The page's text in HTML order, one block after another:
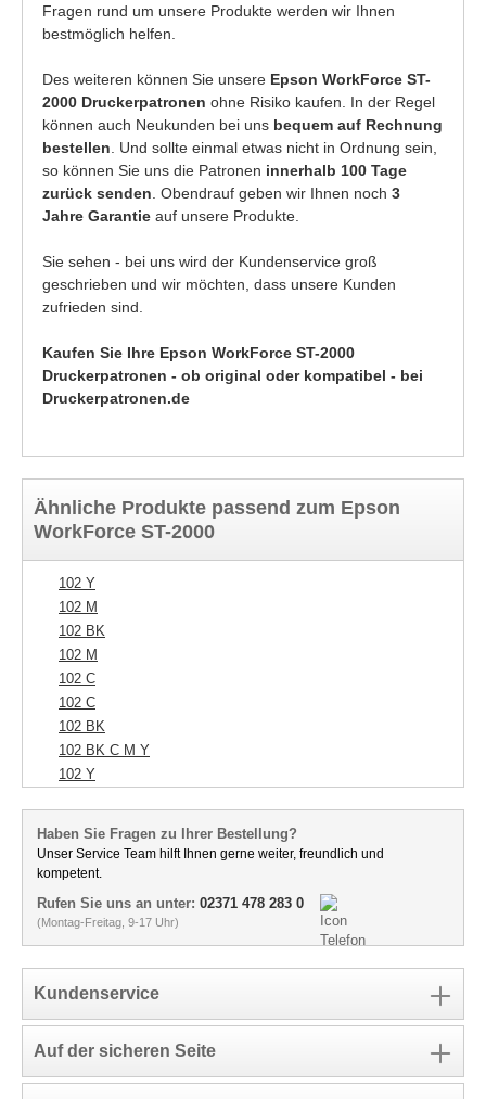
Fragen rund um unsere Produkte werden wir Ihnen
bestmöglich helfen.
Des weiteren können Sie unsere Epson WorkForce ST-
2000 Druckerpatronen ohne Risiko kaufen. In der Regel
können auch Neukunden bei uns bequem auf Rechnung
bestellen . Und sollte einmal etwas nicht in Ordnung sein,
so können Sie uns die Patronen innerhalb 100 Tage
zurück senden . Obendrauf geben wir Ihnen noch 3
Jahre Garantie auf unsere Produkte.
Sie sehen - bei uns wird der Kundenservice groß
geschrieben und wir möchten, dass unsere Kunden
zufrieden sind.
Kaufen Sie Ihre Epson WorkForce ST-2000
Druckerpatronen - ob original oder kompatibel - bei
Druckerpatronen.de
Ähnliche Produkte passend zum Epson
WorkForce ST-2000
102 Y
102 M
102 BK
102 M
102 C
102 C
102 BK
102 BK C M Y
102 Y
Haben Sie Fragen zu Ihrer Bestellung?
Unser Service Team hilft Ihnen gerne weiter, freundlich und
kompetent.
Rufen Sie uns an unter: 02371 478 283 0
(Montag-Freitag, 9-17 Uhr)
Kundenservice
Auf der sicheren Seite